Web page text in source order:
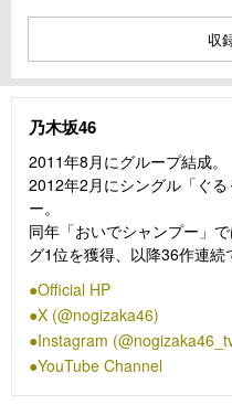
収
乃木坂46
2011年8月にグループ結成。
2012年2月にシングル「ぐ
ー。
同年「おいでシャンプー」
グ1位を獲得、以降36作連
数は3,000万枚を突破。ライ
国ツアー2024」では全国ド
外人気も高く、これまでに
海・台湾でも大規模公演を
独公演を成功させた。言わ
Official HP
X (@nogizaka46)
Instagram
YouTube Channel